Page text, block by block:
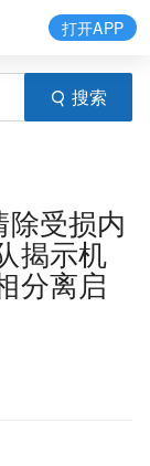
搜索
打开APP
受损内
揭示机
分离启